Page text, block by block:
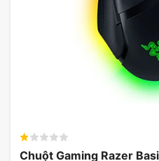
Chuột Gaming Razer